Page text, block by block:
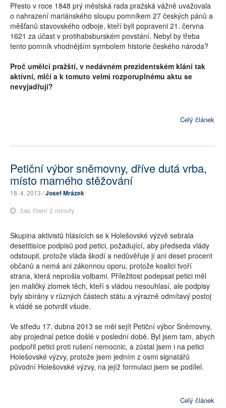
Přesto v roce 1848 prý městská rada pražská vážně uvažovala
o nahrazení mariánského sloupu pomníkem 27 českých pánů a
měšťanů stavovského odboje, kteří byli popraveni 21. června
1621 za účast v protihabsburském povstání. Nebyl by třeba
tento pomník vhodnějším symbolem historie českého národa?
Proč umělci pražští, v nedávném prezidentském klání tak
aktivní, mlčí a k tomuto velmi rozporuplnému aktu se
nevyjadřují?
Celý článek
Petiční výbor sněmovny, dříve dutá vrba,
místo marného stěžování
18. 4. 2013 /Josef Mrázek
čas čtení 2 minuty
Skupina aktivistů hlásících se k Holešovské výzvě sebrala
desetitisíce podpisů pod petici, požadující, aby předseda vlády
odstoupil, protože vláda škodí a nedůvěřuje jí ani deset procent
občanů a nemá ani zákonnou oporu, protože koalici tvoří
strana, která neprošla volbami. Příležitost podepsat petici měl
jen maličký zlomek těch, kteří s vládou nesouhlasí, ale podpisy
byly sbírány v různých částech státu a výrazně odmítavý postoj
k vládě se potvrdil všude.
Ve středu 17. dubna 2013 se měl sejít Petiční výbor Sněmovny,
aby projednal petice došlé v poslední době. Byl jsem tam, abych
podpořil petici proti rušení nemocnic, a zůstal jsem i na petici
Holešovské výzvy, protože jsem jedním z osmi signatářů
původní Holešovské výzvy, na jejíž formulaci jsem se podílel.
Celý článek